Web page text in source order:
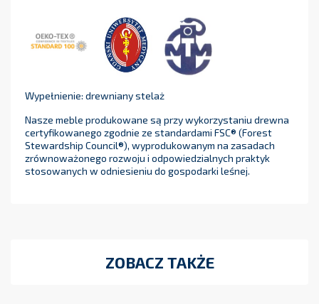
Wypełnienie: drewniany stelaż
Nasze meble produkowane są przy wykorzystaniu drewna
certyfikowanego zgodnie ze standardami FSC® (Forest
Stewardship Council®), wyprodukowanym na zasadach
zrównoważonego rozwoju i odpowiedzialnych praktyk
stosowanych w odniesieniu do gospodarki leśnej.
ZOBACZ TAKŻE